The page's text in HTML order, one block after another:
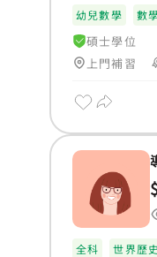
幼兒數學 數
碩士學位
上門補習
全科 世界歷史